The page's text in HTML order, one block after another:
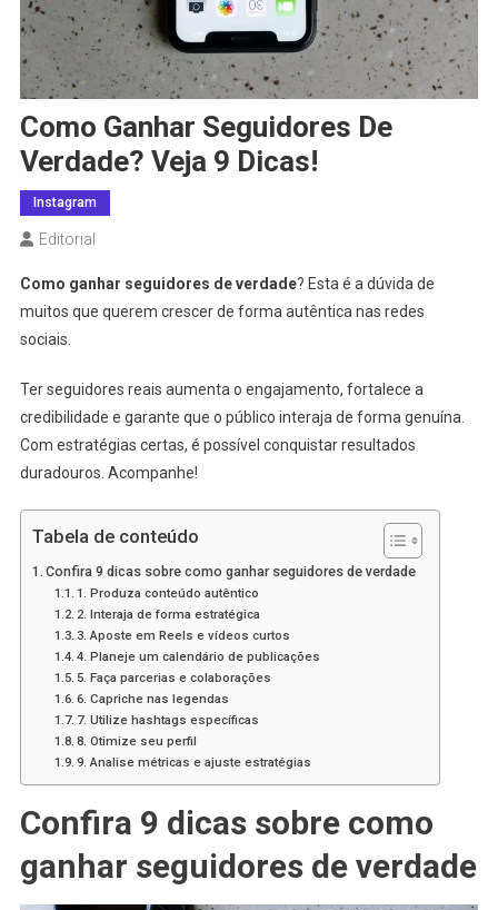
Como Ganhar Seguidores De
Verdade? Veja 9 Dicas!
Instagram
Editorial
Como ganhar seguidores de verdade? Esta é a dúvida de
muitos que querem crescer de forma autêntica nas redes
sociais.
Ter seguidores reais aumenta o engajamento, fortalece a
credibilidade e garante que o público interaja de forma genuína.
Com estratégias certas, é possível conquistar resultados
duradouros. Acompanhe!
Tabela de conteúdo
Confira 9 dicas sobre como ganhar seguidores de verdade
1. Produza conteúdo autêntico
2. Interaja de forma estratégica
3. Aposte em Reels e vídeos curtos
4. Planeje um calendário de publicações
5. Faça parcerias e colaborações
6. Capriche nas legendas
7. Utilize hashtags específicas
8. Otimize seu perfil
9. Analise métricas e ajuste estratégias
Confira 9 dicas sobre como
ganhar seguidores de verdade